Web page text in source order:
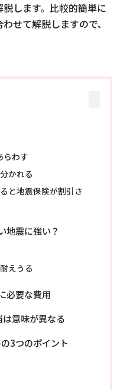
します。比較的簡単に
せて解説しますので、
らわす
かれる
と地震保険が割引さ
地震に強い？
えうる
必要な費用
意味が異なる
3つのポイント